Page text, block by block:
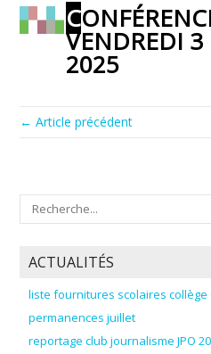
CONFÉRENCE BUDÉ –
VENDREDI 3
2025
← Article précédent
ACTUALITÉS
liste fournitures scolaires collège
permanences juillet
reportage club journalisme JPO